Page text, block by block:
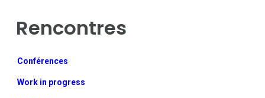
Rencontres
Conférences
Work in progress